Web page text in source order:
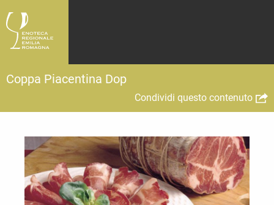
Coppa Piacentina Dop
Condividi questo contenuto